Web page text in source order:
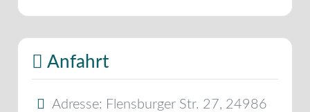
Anfahrt
Adresse: Flensburger Str. 27, 24986